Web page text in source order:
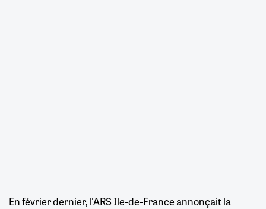
En février dernier, l'ARS Ile-de-France annonçait la